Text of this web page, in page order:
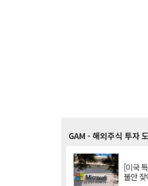
GAM - 해외주식 투자
[미국
불안